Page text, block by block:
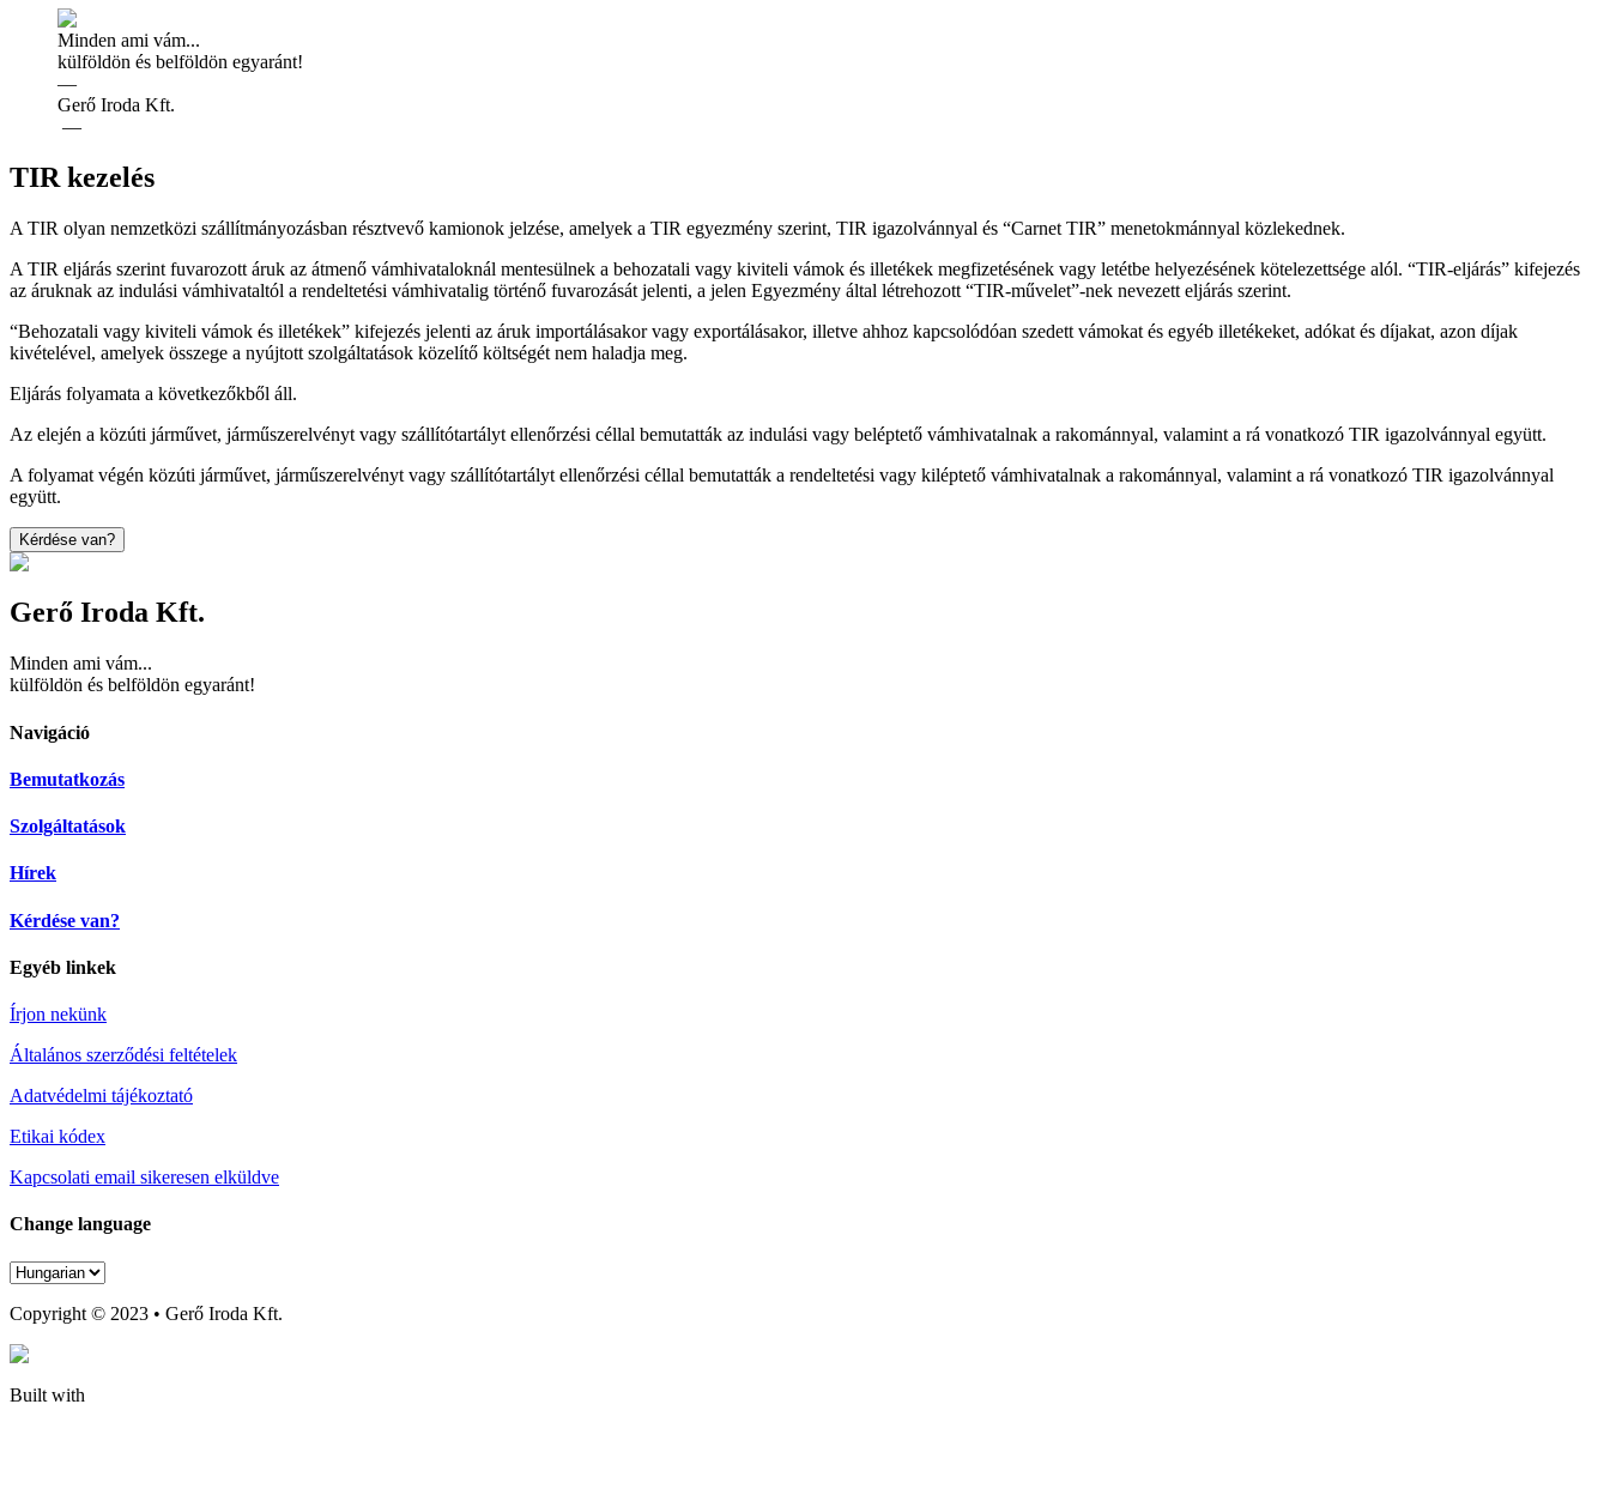
Minden ami vám...
külföldön és belföldön egyaránt!
—
Gerő Iroda Kft.
—
TIR kezelés
A TIR olyan nemzetközi szállítmányozásban résztvevő kamionok jelzése, amelyek a TIR egyezmény szerint, TIR igazolvánnyal és “Carnet TIR” menetokmánnyal közlekednek.
A TIR eljárás szerint fuvarozott áruk az átmenő vámhivataloknál mentesülnek a behozatali vagy kiviteli vámok és illetékek megfizetésének vagy letétbe helyezésének kötelezettsége alól. “TIR-eljárás” kifejezés
az áruknak az indulási vámhivataltól a rendeltetési vámhivatalig történő fuvarozását jelenti, a jelen Egyezmény által létrehozott “TIR-művelet”-nek nevezett eljárás szerint.
“Behozatali vagy kiviteli vámok és illetékek” kifejezés jelenti az áruk importálásakor vagy exportálásakor, illetve ahhoz kapcsolódóan szedett vámokat és egyéb illetékeket, adókat és díjakat, azon díjak
kivételével, amelyek összege a nyújtott szolgáltatások közelítő költségét nem haladja meg.
Eljárás folyamata a következőkből áll.
Az elején a közúti járművet, járműszerelvényt vagy szállítótartályt ellenőrzési céllal bemutatták az indulási vagy beléptető vámhivatalnak a rakománnyal, valamint a rá vonatkozó TIR igazolvánnyal együtt.
A folyamat végén közúti járművet, járműszerelvényt vagy szállítótartályt ellenőrzési céllal bemutatták a rendeltetési vagy kiléptető vámhivatalnak a rakománnyal, valamint a rá vonatkozó TIR igazolvánnyal
együtt.
Kérdése van?
Gerő Iroda Kft.
Minden ami vám...
külföldön és belföldön egyaránt!
Navigáció
Bemutatkozás
Szolgáltatások
Hírek
Kérdése van?
Egyéb linkek
Írjon nekünk
Általános szerződési feltételek
Adatvédelmi tájékoztató
Etikai kódex
Kapcsolati email sikeresen elküldve
Change language
Copyright © 2023 • Gerő Iroda Kft.
Built with